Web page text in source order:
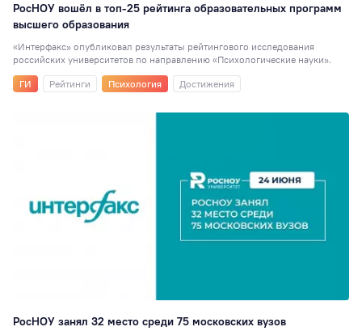
РосНОУ вошёл в топ-25 рейтинга образовательных программ
высшего образования
«Интерфакс» опубликовал результаты рейтингового исследования
российских университетов по направлению «Психологические науки».
ГИ
Рейтинги Психология Достижения
РосНОУ занял 32 место среди 75 московских вузов